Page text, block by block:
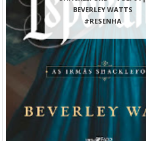
BEVERLEY WATTS
#RESENHA